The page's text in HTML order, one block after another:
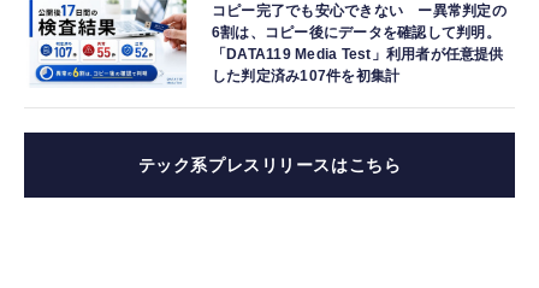
コピー完了でも安心できない ー異常判定の
6割は、コピー後にデータを確認して判明。
「DATA119 Media Test」利用者が任意提供
した判定済み107件を初集計
テック系プレスリリースはこちら